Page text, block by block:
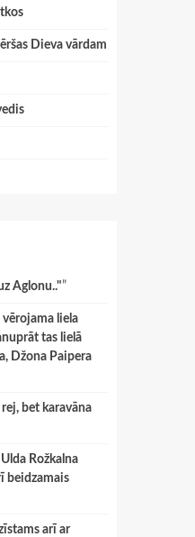
Dieva vārdam
Aglonu.."”
vērojama liela
tas lielā
Džona Paipera
bet karavāna
Rožkalna
beidzamais
arī ar